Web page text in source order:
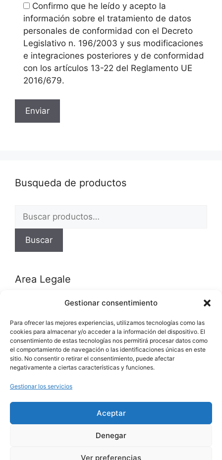
Gestionar consentimiento
Para ofrecer las mejores experiencias, utilizamos tecnologías como las
cookies para almacenar y/o acceder a la información del dispositivo. El
consentimiento de estas tecnologías nos permitirá procesar datos como
el comportamiento de navegación o las identificaciones únicas en este
sitio. No consentir o retirar el consentimiento, puede afectar
negativamente a ciertas características y funciones.
Gestionar los servicios
Aceptar
Denegar
Ver preferencias
Confirmo que he leído y acepto la
información sobre el tratamiento de datos
personales de conformidad con el Decreto
Legislativo n. 196/2003 y sus modificaciones
e integraciones posteriores y de conformidad
con los artículos 13-22 del Reglamento UE
2016/679.
Busqueda de productos
por:
Buscar
Area Legale
Política de privacidad
Política de cookies (UE)
Categorías del producto
Alquiler Bicicletas
Ventas Bicicletas (17)
Ventas Bicicletas-Usados
(3)
Rayos de sol Bicicletas Gran Canaria